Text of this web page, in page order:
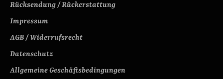
Rücksendung / Rückerstattung
Impressum
AGB / Widerrufsrecht
Datenschutz
Allgemeine Geschäftsbedingungen